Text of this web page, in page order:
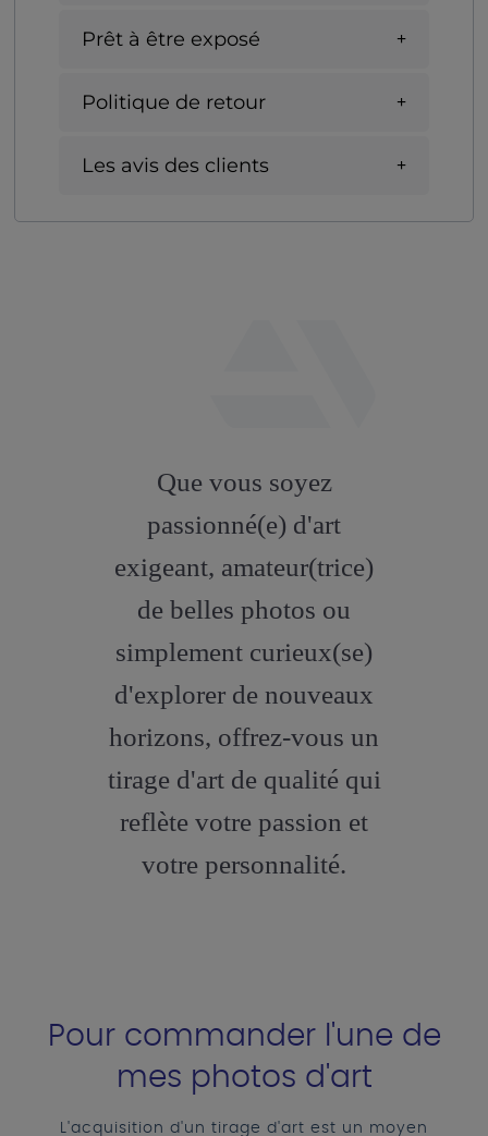
Prêt à être exposé
Politique de retour
Les avis des clients
artstation
Que vous soyez
passionné(e) d'art
exigeant, amateur(trice)
de belles photos ou
simplement curieux(se)
d'explorer de nouveaux
horizons, offrez-vous un
tirage d'art de qualité qui
reflète votre passion et
votre personnalité.
Pour commander l'une de
mes photos d'art
L'acquisition d'un tirage d'art est un moyen